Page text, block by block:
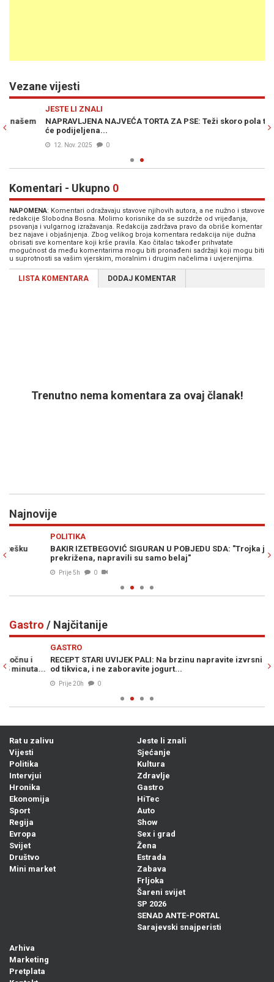
Vezane vijesti
JESTE LI ZNALI
NAPRAVLJENA NAJVEĆA TORTA ZA PSE: Teži skoro pola tone, bit
će podijeljena...
12. Nov. 2025 0
Komentari - Ukupno 0
NAPOMENA: Komentari odražavaju stavove njihovih autora, a ne nužno i stavove
redakcije Slobodna Bosna. Molimo korisnike da se suzdrže od vrijeđanja,
psovanja i vulgarnog izražavanja. Redakcija zadržava pravo da obriše komentar
bez najave i objašnjenja. Zbog velikog broja komentara redakcija nije dužna
obrisati sve komentare koji krše pravila. Kao čitalac također prihvatate
mogućnost da među komentarima mogu biti pronađeni sadržaji koji mogu biti
u suprotnosti sa vašim vjerskim, moralnim i drugim načelima i uvjerenjima.
LISTA KOMENTARA DODAJ KOMENTAR
Trenutno nema komentara za ovaj članak!
Najnovije
BAKIR IZETBEGOVIĆ SIGURAN U POBJEDU SDA: "Trojka je
prekrižena, napravili su samo belaj"
0
Gastro / Najčitanije
RECEPT STARI UVIJEK PALI: Na brzinu napravite izvrsni izljevak
od tikvica, i ne zaboravite jogurt...
Rat u zalivu
Vijesti
Politika
Intervjui
Hronika
Ekonomija
Sport
Regija
Evropa
Svijet
Društvo
Mini market
Jeste li znali
Sjećanje
Kultura
Zdravlje
Gastro
HiTec
Auto
Show
Sex i grad
Žena
Estrada
Zabava
Frljoka
Šareni svijet
SP 2026
SENAD ANTE-PORTAL
Sarajevski snajperisti
Arhiva
Marketing
Pretplata